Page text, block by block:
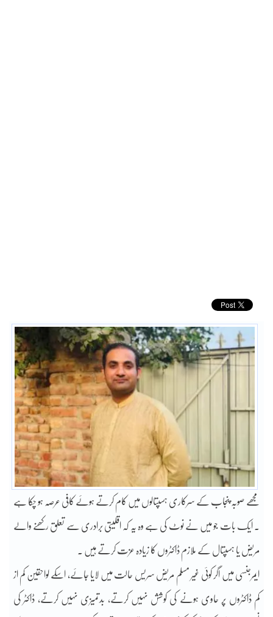
مجھے صوبہ پنجاب کے سرکاری ہسپتالوں میں کام کرتے ہوئے کافی عرصہ ہو چکا ہے
۔ ایک بات جو میں نے نوٹ کی ہے وہ یہ کہ اقلیتی برادری سے تعلق رکھنے والے
مریض یا ہسپتال کے ملازم ڈاکٹروں کا زیادہ عزت کرتے ہیں ۔
ایمرجنسی میں اگر کوئی غیر مسلم مریض سریس حالت میں لایا جائے، اسکے لواحقین کم از
کم ڈاکٹروں پر حاوی ہونے کی کوشش نہیں کرتے، بدتمیزی نہیں کرتے، ڈاکٹر کی